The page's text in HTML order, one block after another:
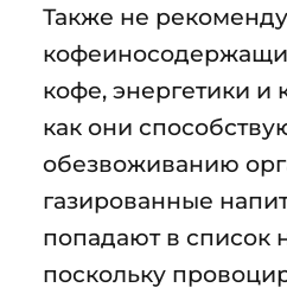
Также не
кофе, энергетики и
как они
обезвоживанию
газированные
попадают в список
поскольку